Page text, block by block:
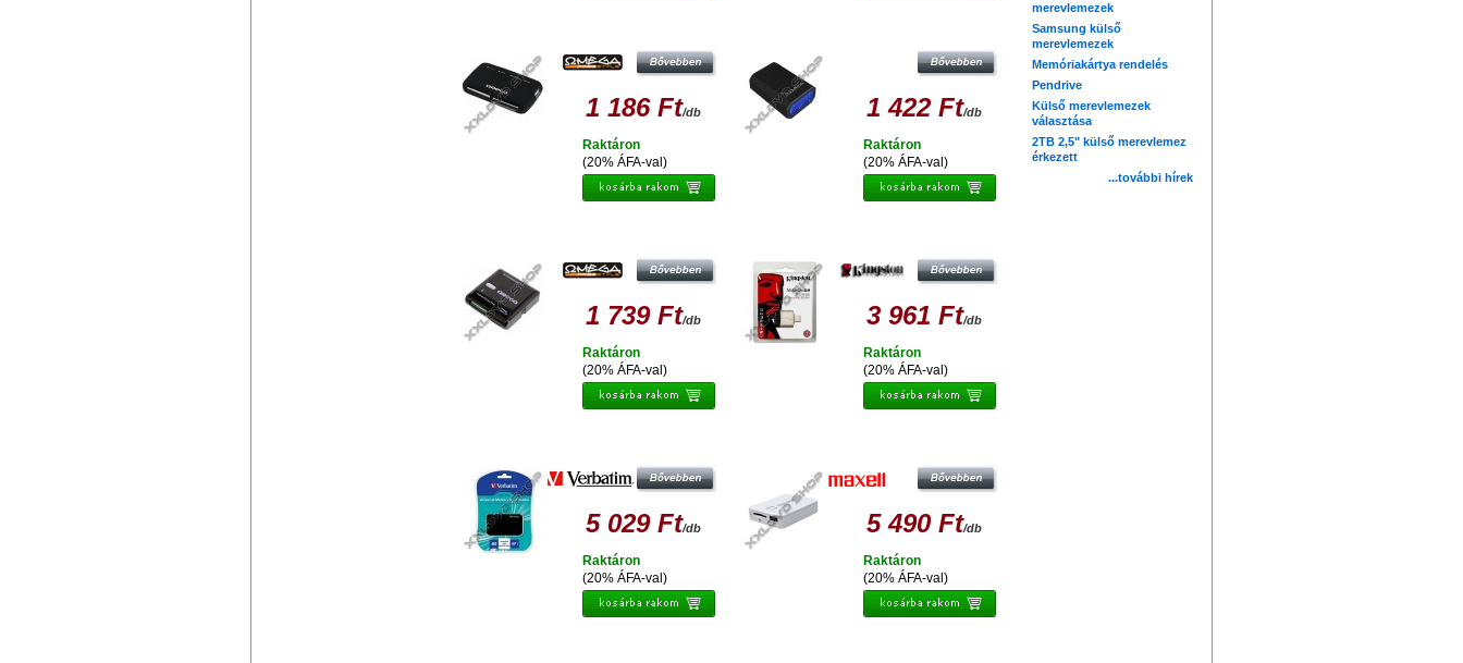
1 186 Ft/db
(20% ÁFA-val)
Raktáron
1 422 Ft/db
(20% ÁFA-val)
Raktáron
1 739 Ft/db
(20% ÁFA-val)
Raktáron
3 961 Ft/db
(20% ÁFA-val)
Raktáron
5 029 Ft/db
(20% ÁFA-val)
Raktáron
AKKUMULÁTOR FUNKCIÓVAL)
5 490 Ft/db
(20% ÁFA-val)
Raktáron
merevlemezek
Samsung külső
merevlemezek
Memóriakártya rendelés
Pendrive
Külső merevlemezek
választása
2TB 2,5" külső merevlemez
érkezett
...további hírek